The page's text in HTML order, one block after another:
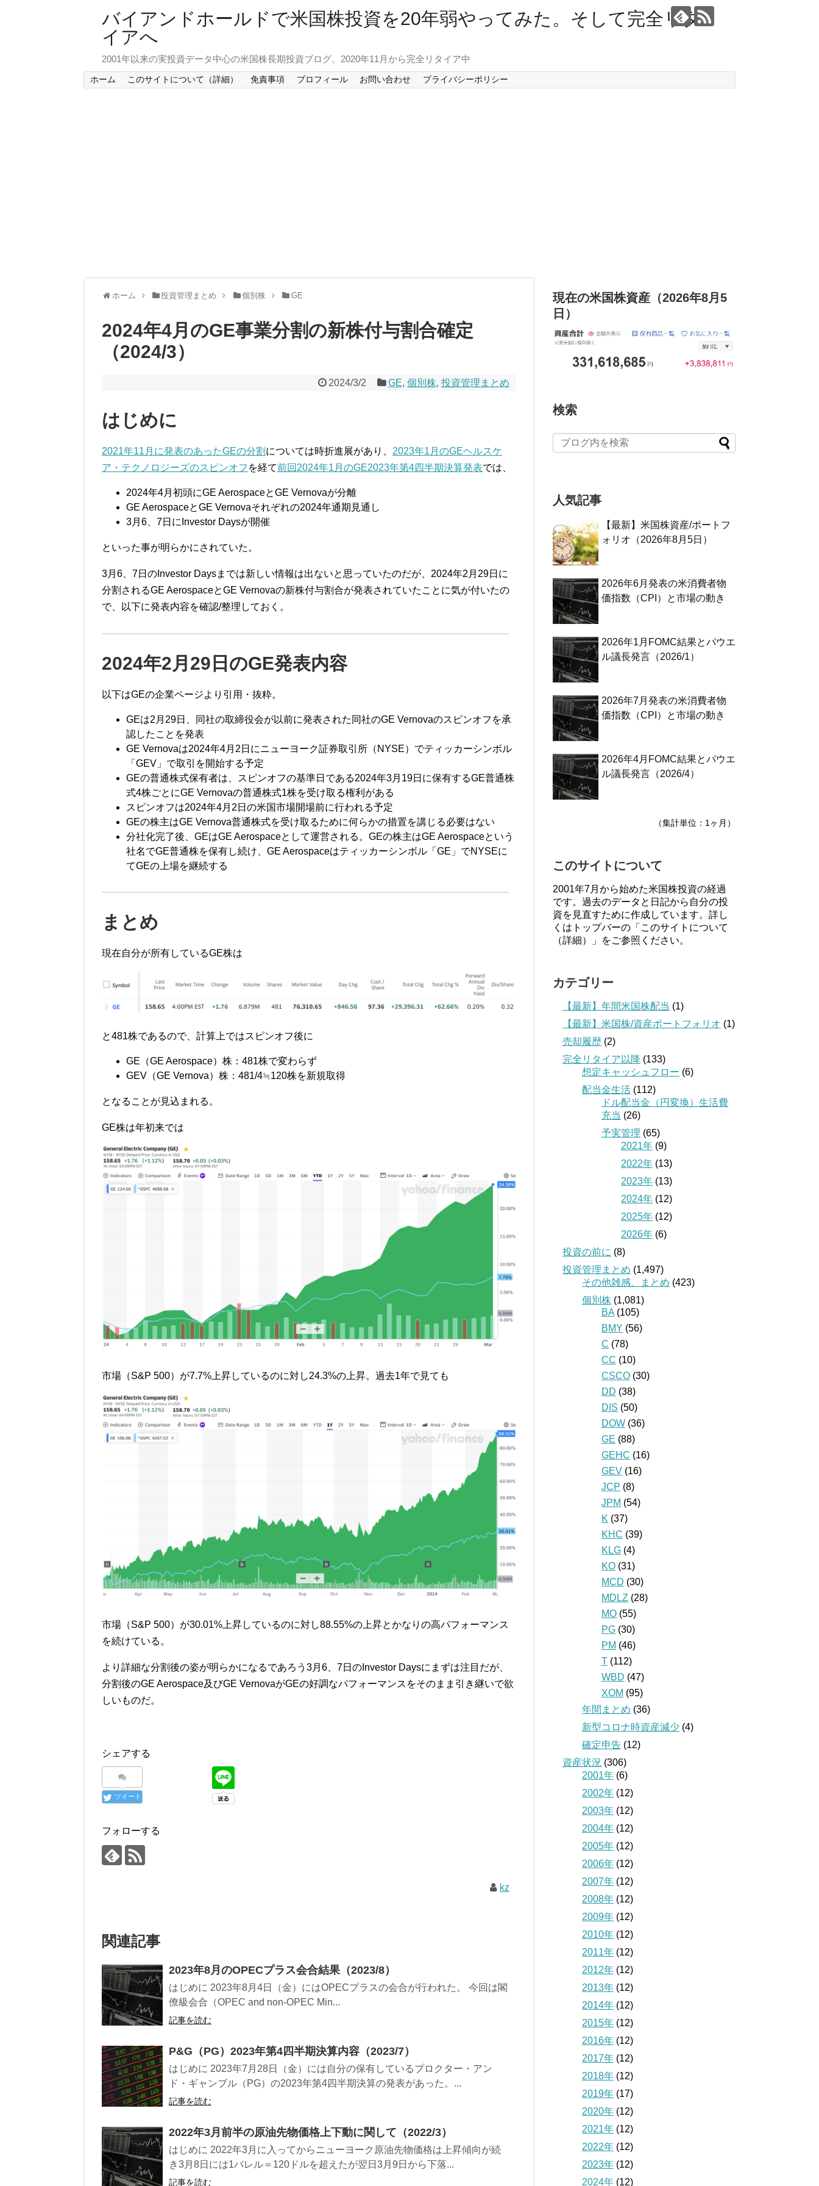
バイアンドホールドで米国株投資を20年弱やってみた。そして完全リタ
イアへ
2001年以来の実投資データ中心の米国株長期投資ブログ。2020年11月から完全リタイア中
ホーム このサイトについて（詳細） 免責事項 プロフィール お問い合わせ プライバシーポリシー
ホーム 投資管理まとめ 個別株 GE
2024年4月のGE事業分割の新株付与割合確定
（2024/3）
2024/3/2 GE, 個別株, 投資管理まとめ
はじめに
2021年11月に発表のあったGEの分割 については時折進展があり、 2023年1月のGEヘルスケ
ア・テクノロジーズのスピンオフ を経て前回2024年1月のGE2023年第4四半期決算発表では、
2024年4月初頭にGE AerospaceとGE Vernovaが分離
GE AerospaceとGE Vernovaそれぞれの2024年通期見通し
3月6、7日にInvestor Daysが開催
といった事が明らかにされていた。
3月6、7日のInvestor Daysまでは新しい情報は出ないと思っていたのだが、2024年2月29日に
分割されるGE AerospaceとGE Vernovaの新株付与割合が発表されていたことに気が付いたの
で、以下に発表内容を確認/整理しておく。
2024年2月29日のGE発表内容
以下はGEの企業ページより引用・抜粋。
GEは2月29日、同社の取締役会が以前に発表された同社のGE Vernovaのスピンオフを承
認したことを発表
GE Vernovaは2024年4月2日にニューヨーク証券取引所（NYSE）でティッカーシンボル
「GEV」で取引を開始する予定
GEの普通株式保有者は、スピンオフの基準日である2024年3月19日に保有するGE普通株
式4株ごとにGE Vernovaの普通株式1株を受け取る権利がある
スピンオフは2024年4月2日の米国市場開場前に行われる予定
GEの株主はGE Vernova普通株式を受け取るために何らかの措置を講じる必要はない
分社化完了後、GEはGE Aerospaceとして運営される。GEの株主はGE Aerospaceという
社名でGE普通株を保有し続け、GE Aerospaceはティッカーシンボル「GE」でNYSEに
てGEの上場を継続する
まとめ
現在自分が所有しているGE株は
と481株であるので、計算上ではスピンオフ後に
GE（GE Aerospace）株：481株で変わらず
GEV（GE Vernova）株：481/4≒120株を新規取得
となることが見込まれる。
GE株は年初来では
市場（S&P 500）が7.7%上昇しているのに対し24.3%の上昇。過去1年で見ても
市場（S&P 500）が30.01%上昇しているのに対し88.55%の上昇とかなりの高パフォーマンス
を続けている。
より詳細な分割後の姿が明らかになるであろう3月6、7日のInvestor Daysにまずは注目だが、
分割後のGE Aerospace及びGE VernovaがGEの好調なパフォーマンスをそのまま引き継いで欲
しいものだ。
シェアする
ツイート
フォローする
kz
関連記事
2023年8月のOPECプラス会合結果（2023/8）
はじめに 2023年8月4日（金）にはOPECプラスの会合が行われた。 今回は閣
僚級会合（OPEC and non-OPEC Min...
記事を読む
P&G（PG）2023年第4四半期決算内容（2023/7）
はじめに 2023年7月28日（金）には自分の保有しているプロクター・アン
ド・ギャンブル（PG）の2023年第4四半期決算の発表があった。...
記事を読む
2022年3月前半の原油先物価格上下動に関して（2022/3）
はじめに 2022年3月に入ってからニューヨーク原油先物価格は上昇傾向が続
き3月8日には1バレル＝120ドルを超えたが翌日3月9日から下落...
記事を読む
現在の米国株資産（2026年8月5
日）
検索
人気記事
【最新】米国株資産/ポートフ
ォリオ（2026年8月5日）
2026年6月発表の米消費者物
価指数（CPI）と市場の動き
2026年1月FOMC結果とパウエ
ル議長発言（2026/1）
2026年7月発表の米消費者物
価指数（CPI）と市場の動き
2026年4月FOMC結果とパウエ
ル議長発言（2026/4）
（集計単位：1ヶ月）
このサイトについて
2001年7月から始めた米国株投資の経過
です。過去のデータと日記から自分の投
資を見直すために作成しています。詳し
くはトップバーの「このサイトについて
（詳細）」をご参照ください。
カテゴリー
【最新】年間米国株配当 (1)
【最新】米国株/資産ポートフォリオ (1)
売却履歴 (2)
完全リタイア以降 (133)
想定キャッシュフロー (6)
配当金生活 (112)
ドル配当金（円変換）生活費
充当 (26)
予実管理 (65)
2021年 (9)
2022年 (13)
2023年 (13)
2024年 (12)
2025年 (12)
2026年 (6)
投資の前に (8)
投資管理まとめ (1,497)
その他雑感、まとめ (423)
個別株 (1,081)
BA (105)
BMY (56)
C (78)
CC (10)
CSCO (30)
DD (38)
DIS (50)
DOW (36)
GE (88)
GEHC (16)
GEV (16)
JCP (8)
JPM (54)
K (37)
KHC (39)
KLG (4)
KO (31)
MCD (30)
MDLZ (28)
MO (55)
PG (30)
PM (46)
T (112)
WBD (47)
XOM (95)
年間まとめ (36)
新型コロナ時資産減少 (4)
確定申告 (12)
資産状況 (306)
2001年 (6)
2002年 (12)
2003年 (12)
2004年 (12)
2005年 (12)
2006年 (12)
2007年 (12)
2008年 (12)
2009年 (12)
2010年 (12)
2011年 (12)
2012年 (12)
2013年 (12)
2014年 (12)
2015年 (12)
2016年 (12)
2017年 (12)
2018年 (12)
2019年 (17)
2020年 (12)
2021年 (12)
2022年 (12)
2023年 (12)
2024年 (12)